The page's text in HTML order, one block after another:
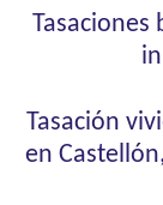
Tasaciones
Tasación
en